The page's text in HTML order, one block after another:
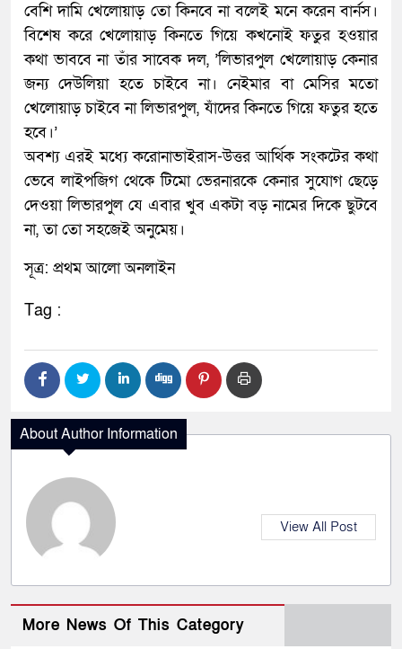
বেশি দামি খেলোয়াড় তো কিনবে না বলেই মনে করেন বার্নস।
বিশেষ করে খেলোয়াড় কিনতে গিয়ে কখনোই ফতুর হওয়ার
কথা ভাববে না তাঁর সাবেক দল, ‌’লিভারপুল খেলোয়াড় কেনার
জন্য দেউলিয়া হতে চাইবে না। নেইমার বা মেসির মতো
খেলোয়াড় চাইবে না লিভারপুল, যাঁদের কিনতে গিয়ে ফতুর হতে
হবে।’
অবশ্য এরই মধ্যে করোনাভাইরাস-উত্তর আর্থিক সংকটের কথা
ভেবে লাইপজিগ থেকে টিমো ভেরনারকে কেনার সুযোগ ছেড়ে
দেওয়া লিভারপুল যে এবার খুব একটা বড় নামের দিকে ছুটবে
না, তা তো সহজেই অনুমেয়।
সূত্র: প্রথম আলো অনলাইন
Tag :
About Author Information
View All Post
More News Of This Category